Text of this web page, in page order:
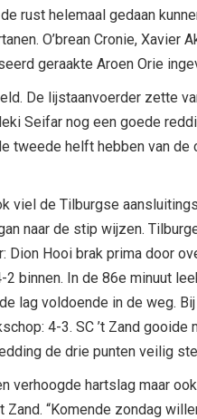
rust helemaal gedaan
O’brean Cronie,
geraakte Aroen Orie
De lijstaanvoerder zette
Seifar nog een goede
tweede helft hebben van
viel de Tilburgse
naar de stip wijzen.
Dion Hooi brak prima door
binnen. In de 86e minuut
lag voldoende in de weg.
4-3. SC ’t Zand
de drie punten veilig
verhoogde hartslag maar
Zand. “Komende zondag